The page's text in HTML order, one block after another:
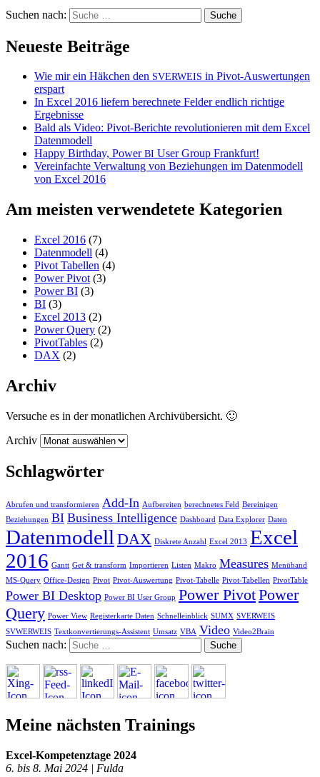
Suchen nach:
Neueste Beiträge
Wie mir ein Häkchen den SVERWEIS in Pivot-Auswertungen
erspart
In Excel 2016 liefern berechnete Felder endlich richtige
Ergebnisse
Bald als Video: Pivot-Berichte revolutionieren mit dem Excel
Datenmodell
Happy Birthday, PowerBI User Group Frankfurt!
Vereinfachte Verwaltung von Beziehungen im Datenmodell
von Excel 2016
Am meisten verwendetete Kategorien
Excel 2016 (7)
Datenmodell (4)
Pivot Tabellen (4)
Power Pivot (3)
Power BI (3)
BI (3)
Excel 2013 (2)
Power Query (2)
PivotTables (2)
DAX (2)
Archiv
Versuche es in der monatlichen Archivübersicht. 🙂
Archiv
Schlagwörter
Abrufen und transformieren Add-In Aufbereiten berechnetes Feld Bereinigen
Beziehungen BI Business Intelligence Dashboard Data Explorer Daten
Datenmodell DAX Diskrete Anzahl Excel 2013 Excel
2016 Gantt Get & transform Importieren Listen Makro Measures Menüband
MS-Query Office-Design Pivot Pivot-Auswertung Pivot-Tabelle Pivot-Tabellen PivotTable
Power BI Desktop Power BI User Group Power PivotPower
Query Power View Registerkarte Daten Schnelleinblick SUMX SVERWEIS
SVWERWEIS Textkonvertierungs-Assistent Umsatz VBA Video Video2Brain
Suchen nach:
Meine nächsten Trainings
Excel-Kompetenztage 2024
6. bis 8. Mai 2024 | Fulda